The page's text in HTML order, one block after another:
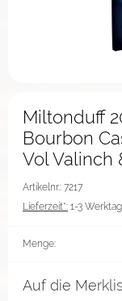
Miltonduff
Bourbon
Vol Valinch
Artikelnr.: 7217
Lieferzeit*: 1-3
Menge:
Auf die